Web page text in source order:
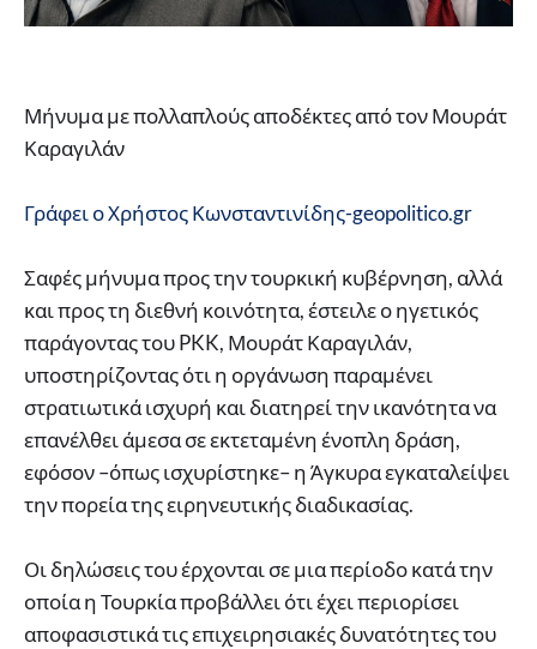
Μήνυμα με πολλαπλούς αποδέκτες από τον Μουράτ
Καραγιλάν
Γράφει ο Χρήστος Κωνσταντινίδης-geopolitico.gr
Σαφές μήνυμα προς την τουρκική κυβέρνηση, αλλά
και προς τη διεθνή κοινότητα, έστειλε ο ηγετικός
παράγοντας του PKK, Μουράτ Καραγιλάν,
υποστηρίζοντας ότι η οργάνωση παραμένει
στρατιωτικά ισχυρή και διατηρεί την ικανότητα να
επανέλθει άμεσα σε εκτεταμένη ένοπλη δράση,
εφόσον –όπως ισχυρίστηκε– η Άγκυρα εγκαταλείψει
την πορεία της ειρηνευτικής διαδικασίας.
Οι δηλώσεις του έρχονται σε μια περίοδο κατά την
οποία η Τουρκία προβάλλει ότι έχει περιορίσει
αποφασιστικά τις επιχειρησιακές δυνατότητες του